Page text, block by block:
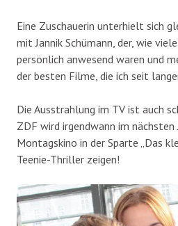
Eine Zuschauerin unterhielt sich
mit Jannik Schümann, der, wie
persönlich anwesend waren und
der besten Filme, die ich seit
Die Ausstrahlung im TV ist auch
ZDF wird irgendwann im nächsten
Montagskino in der Sparte „Das
Teenie-Thriller zeigen!